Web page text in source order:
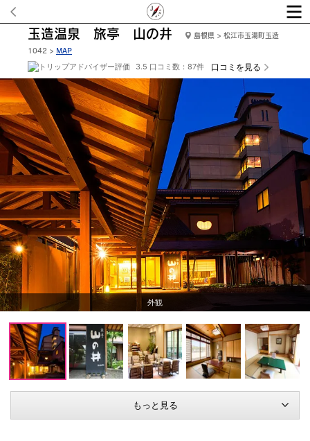
玉造温泉 旅亭 山の井 島根県 > 松江市玉湯町玉造
1042 > MAP
3.5 口コミ数：87件 口コミを見る
もっと見る